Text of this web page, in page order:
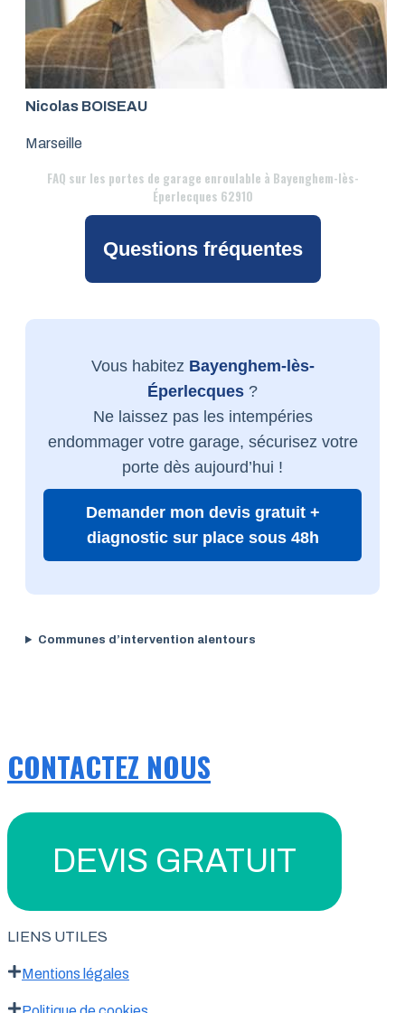
Nicolas BOISEAU
Marseille
FAQ sur les portes de garage enroulable à Bayenghem-lès-
Éperlecques 62910
Questions fréquentes
Vous habitez Bayenghem-lès-
Éperlecques ?
Ne laissez pas les intempéries
endommager votre garage, sécurisez votre
porte dès aujourd’hui !
Demander mon devis gratuit +
diagnostic sur place sous 48h
Communes d’intervention alentours
CONTACTEZ NOUS
DEVIS GRATUIT
LIENS UTILES
Mentions légales